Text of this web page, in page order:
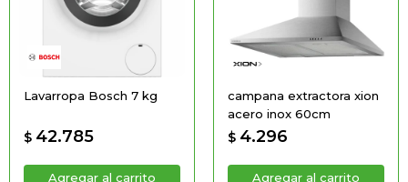
Lavarropa Bosch 7 kg
$ 42.785
campana extractora xion
acero inox 60cm
$ 4.296